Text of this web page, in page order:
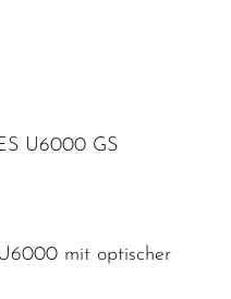
U6000 GS
mit optischer